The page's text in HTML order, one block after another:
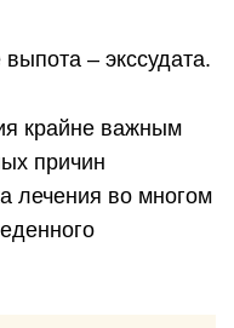
– экссудата.
крайне важным
причин
лечения во многом